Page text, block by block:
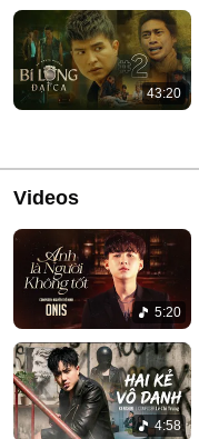
43:20
Videos
5:20
4:58